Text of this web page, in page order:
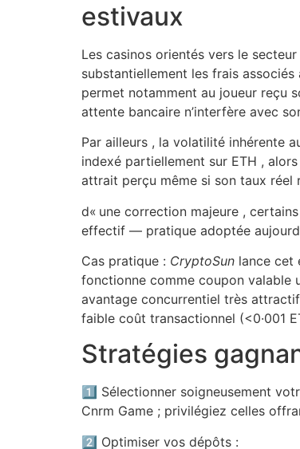
estivaux
Les casinos orientés vers le
substantiellement les frais
permet notamment au joueur reçu
attente bancaire n’interfère avec
Par ailleurs , la volatilité inhérente
indexé partiellement sur ETH ,
attrait perçu même si son taux réel
d« une correction majeure ,
effectif — pratique adoptée
Cas pratique : CryptoSun lance cet
fonctionne comme coupon valable
avantage concurrentiel très
faible coût transactionnel (<0·001
Stratégies
1️⃣ Sélectionner soigneusement
Cnrm Game ; privilégiez celles
2️⃣ Optimiser vos dépôts :